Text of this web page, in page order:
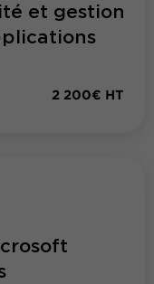
et gestion
2 200€ HT